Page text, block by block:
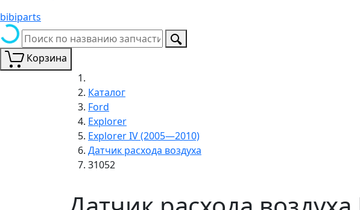
bibiparts
Корзина
Каталог
Ford
Explorer
Explorer IV (2005—2010)
Датчик расхода воздуха
31052